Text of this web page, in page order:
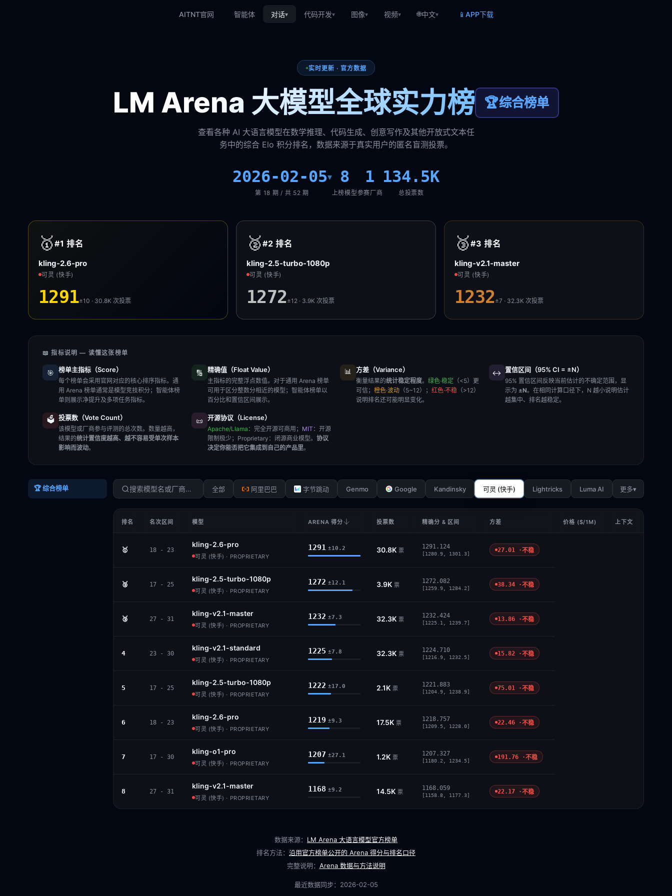
AITNT官网 智能体 对话▾ 代码开发▾ 图像▾ 视频▾ 🌐中文▾ 📱 APP下载
实时更新 · 官方数据
LM Arena 大模型全球实力榜 🏆综合榜单
查看各种 AI 大语言模型在数学推理、代码生成、创意写作及其他开放式文本任
务中的综合 Elo 积分排名，数据来源于真实用户的匿名盲测投票。
2026-02-05▾
第 18 期 / 共 52 期
8
上榜模型
1
参赛厂商
134.5K
总投票数
🥇 #1排名
kling-2.6-pro
可灵 (快手)
1291±10 · 30.8K次投票
🥈 #2排名
kling-2.5-turbo-1080p
可灵 (快手)
1272±12 · 3.9K次投票
🥉 #3排名
kling-v2.1-master
可灵 (快手)
1232±7 · 32.3K次投票
📖 指标说明 — 读懂这张榜单
🎯 榜单主指标（Score）
每个榜单会采用官网对应的核心排序指标。通
用 Arena 榜单通常是模型竞技积分；智能体榜
单则展示净提升及多项任务指标。
🔢 精确值（Float Value）
主指标的完整浮点数值。对于通用 Arena 榜单
可用于区分整数分相近的模型；智能体榜单以
百分比和置信区间展示。
📊 方差（Variance）
衡量结果的统计稳定程度。 绿色·稳定 （<5）更
可信； 橙色·波动 （5~12）； 红色·不稳 （>12）
说明排名还可能明显变化。
↔️ 置信区间（95% CI = ±N）
95% 置信区间反映当前估计的不确定范围，显
示为 ±N。在相同计算口径下，N 越小说明估计
越集中、排名越稳定。
🗳️ 投票数（Vote Count）
该模型或厂商参与评测的总次数。数量越高，
结果的统计置信度越高、越不容易受单次样本
影响而波动。
📜 开源协议（License）
Apache/Llama ：完全开源可商用； MIT ：开源
限制极少； Proprietary ：闭源商业模型。 协议
决定你能否把它集成到自己的产品里。
🏆 综合榜单 全部 阿里巴巴 字节跳动 Genmo Google Kandinsky 可灵 (快手) Lightricks Luma AI 更多▾
排名 名次区间 模型 ARENA 得分 投票数 精确分 & 区间 方差 价格 ($/1M) 上下文
🥇 18 - 23
kling-2.6-pro
可灵 (快手) · PROPRIETARY
1291 ±10.2 30.8K 票
1291.124
[1280.9, 1301.3]
27.01 ·不稳
🥈 17 - 25
kling-2.5-turbo-1080p
可灵 (快手) · PROPRIETARY
1272 ±12.1 3.9K 票
1272.082
[1259.9, 1284.2]
38.34 ·不稳
🥉 27 - 31
kling-v2.1-master
可灵 (快手) · PROPRIETARY
1232 ±7.3 32.3K 票
1232.424
[1225.1, 1239.7]
13.86 ·不稳
4 23 - 30
kling-v2.1-standard
可灵 (快手) · PROPRIETARY
1225 ±7.8 32.3K 票
1224.710
[1216.9, 1232.5]
15.82 ·不稳
5 17 - 25
kling-2.5-turbo-1080p
可灵 (快手) · PROPRIETARY
1222 ±17.0 2.1K 票
1221.883
[1204.9, 1238.9]
75.01 ·不稳
6 18 - 23
kling-2.6-pro
可灵 (快手) · PROPRIETARY
1219 ±9.3 17.5K 票
1218.757
[1209.5, 1228.0]
22.46 ·不稳
7 17 - 30
kling-o1-pro
可灵 (快手) · PROPRIETARY
1207 ±27.1 1.2K 票
1207.327
[1180.2, 1234.5]
191.76 ·不稳
8 27 - 31
kling-v2.1-master
可灵 (快手) · PROPRIETARY
1168 ±9.2 14.5K 票
1168.059
[1158.8, 1177.3]
22.17 ·不稳
数据来源： LM Arena 大语言模型官方榜单
排名方法： 沿用官方榜单公开的 Arena 得分与排名口径
完整说明： Arena 数据与方法说明
最近数据同步： 2026-02-05